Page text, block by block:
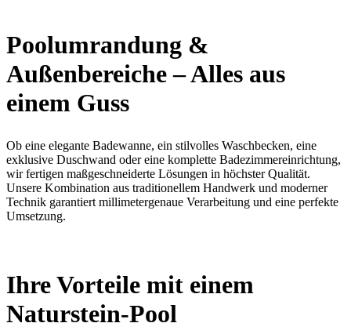
Poolumrandung &
Außenbereiche – Alles aus
einem Guss
Ob eine elegante Badewanne, ein stilvolles Waschbecken, eine
exklusive Duschwand oder eine komplette Badezimmereinrichtung,
wir fertigen maßgeschneiderte Lösungen in höchster Qualität.
Unsere Kombination aus traditionellem Handwerk und moderner
Technik garantiert millimetergenaue Verarbeitung und eine perfekte
Umsetzung.
Ihre Vorteile mit einem
Naturstein-Pool